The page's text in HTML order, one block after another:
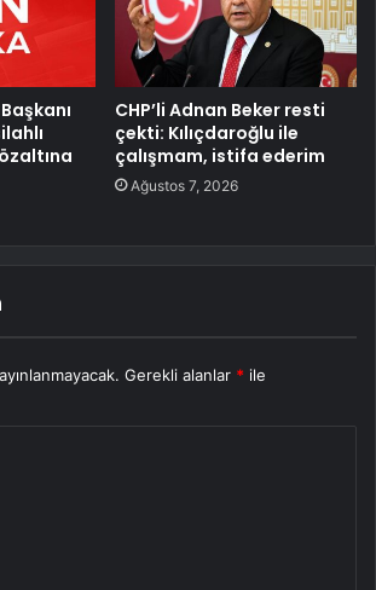
CHP’li Adnan Beker resti
çekti: Kılıçdaroğlu ile
çalışmam, istifa ederim
Ağustos 7, 2026
Gerekli alanlar * ile